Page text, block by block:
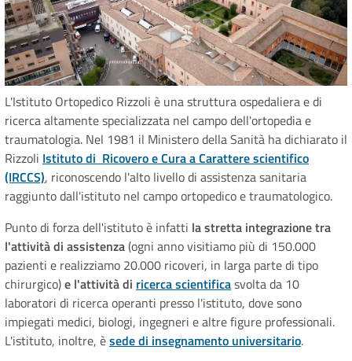
L'Istituto Ortopedico Rizzoli è una struttura ospedaliera e di
ricerca altamente specializzata nel campo dell'ortopedia e
traumatologia. Nel 1981 il Ministero della Sanità ha dichiarato il
Rizzoli Istituto di Ricovero e Cura a Carattere scientifico
(IRCCS), riconoscendo l'alto livello di assistenza sanitaria
raggiunto dall'istituto nel campo ortopedico e traumatologico.
Punto di forza dell'istituto è infatti la stretta integrazione tra
l'attività di assistenza(ogni anno visitiamo più di 150.000
pazienti e realizziamo 20.000 ricoveri, in larga parte di tipo
chirurgico)e l'attività di ricerca scientificasvolta da 10
laboratori di ricerca operanti presso l'istituto, dove sono
impiegati medici, biologi, ingegneri e altre figure professionali.
L'istituto, inoltre, èsede di insegnamento universitario.